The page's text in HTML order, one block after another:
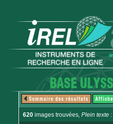
620 images trouvées, Plein texte :